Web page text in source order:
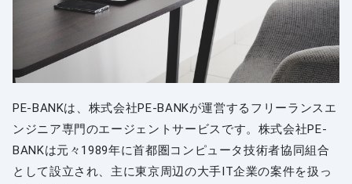
PE-BANKは、株式会社PE-BANKが運営するフリーランスエ
ンジニア専門のエージェントサービスです。株式会社PE-
BANKは元々1989年に首都圏コンピュータ技術者協同組合
として設立され、主に東京周辺の大手IT企業の案件を扱っ